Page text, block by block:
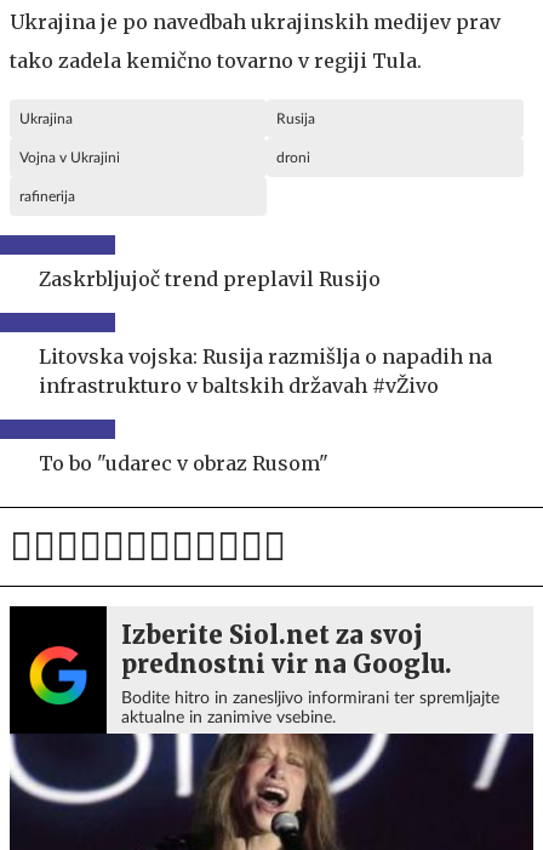
Ukrajina je po navedbah ukrajinskih medijev prav
tako zadela kemično tovarno v regiji Tula.
Ukrajina Rusija
Vojna v Ukrajini droni
rafinerija
Zaskrbljujoč trend preplavil Rusijo
Litovska vojska: Rusija razmišlja o napadih na
infrastrukturo v baltskih državah #vŽivo
To bo "udarec v obraz Rusom"
Izberite Siol.net za svoj
prednostni vir na Googlu.
Bodite hitro in zanesljivo informirani ter spremljajte
aktualne in zanimive vsebine.